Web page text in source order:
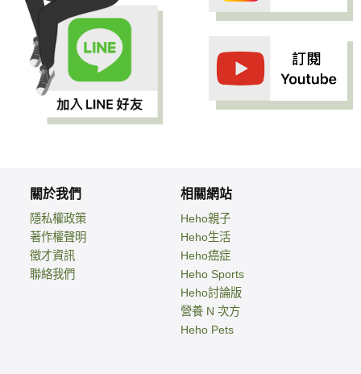
關於我們
隱私權政策
著作權聲明
徵才資訊
聯絡我們
相關網站
Heho親子
Heho生活
Heho癌症
Heho Sports
Heho討論版
營養 N 次方
Heho Pets